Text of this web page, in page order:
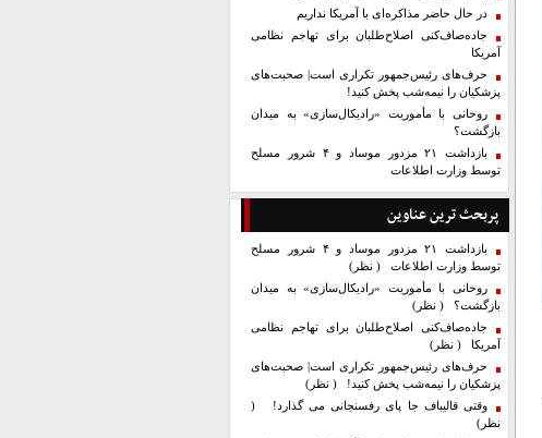
در حال حاضر مذاکره‌ای با آمریکا نداریم
جاده‌صاف‌کنی اصلاح‌طلبان برای تهاجم نظامی
آمریکا
حرف‌های رئیس‌جمهور تکراری است| صحبت‌های
پزشکیان را نیمه‌شب پخش کنید!
روحانی با مأموریت «رادیکال‌سازی» به میدان
بازگشت؟
بازداشت ۲۱ مزدور موساد و ۴ شرور مسلح
توسط وزارت اطلاعات
پربحث ترین عناوین
بازداشت ۲۱ مزدور موساد و ۴ شرور مسلح
توسط وزارت اطلاعات ( نظر)
روحانی با مأموریت «رادیکال‌سازی» به میدان
بازگشت؟ ( نظر)
جاده‌صاف‌کنی اصلاح‌طلبان برای تهاجم نظامی
آمریکا ( نظر)
حرف‌های رئیس‌جمهور تکراری است| صحبت‌های
پزشکیان را نیمه‌شب پخش کنید! ( نظر)
وقتی قالیباف جا پای رفسنجانی می گذارد! (
نظر)